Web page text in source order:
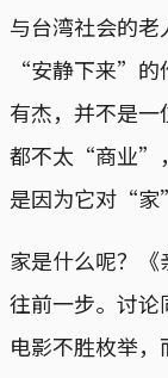
与台湾社会的
“安静下来”的
有杰，并不是
都不太“商业”
是因为它对“家
家是什么呢？
往前一步。讨
电影不胜枚举